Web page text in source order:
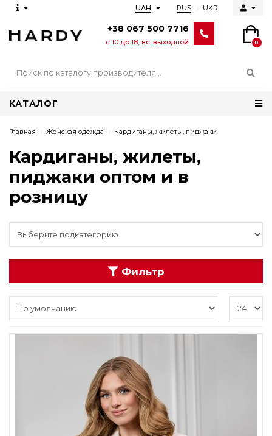
RUS UKR
UAH
+38 067 500 7716
с 10 до 18, вс. выходной 0
КАТАЛОГ
Главная Женская одежда Кардиганы, жилеты, пиджаки
Кардиганы, жилеты,
пиджаки оптом и в
розницу
Фильтр